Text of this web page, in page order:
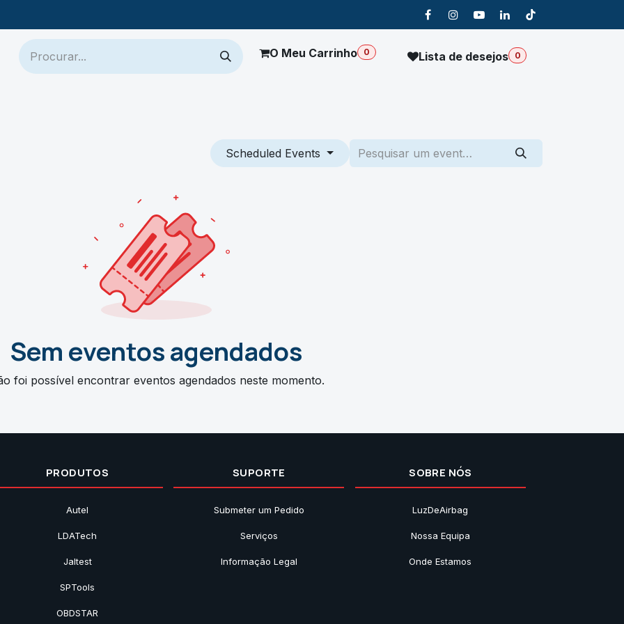
O Meu Carrinho 0 Lista de desejos 0
Scheduled Events
Sem eventos agendados
foi possível encontrar eventos agendados neste momento.
PRODUTOS
Autel
LDATech
Jaltest
SPTools
OBDSTAR
SUPORTE
Submeter um Pedido
Serviços
Informação Legal
SOBRE NÓS
LuzDeAirbag
Nossa Equipa
Onde Estamos